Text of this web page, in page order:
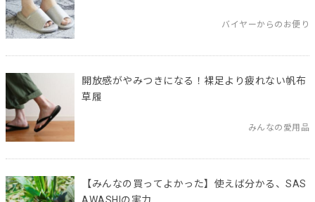
バイヤーからのお便り
開放感がやみつきになる！裸足より疲れない帆布
草履
みんなの愛用品
【みんなの買ってよかった】使えば分かる、SAS
AWASHIの実力